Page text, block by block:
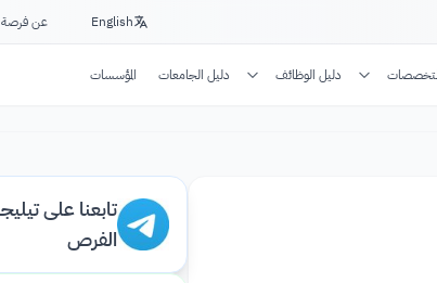
English عن فرصة
دليل الوظائف دليل الجامعات المؤسسات
تابعنا على
الفرص